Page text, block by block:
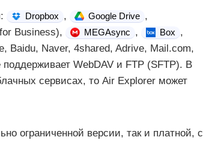
Dropbox , Google Drive ,
Business), MEGAsync , Box ,
Baidu, Naver, 4shared, Adrive, Mail.com,
WebDAV и FTP (SFTP). В
сервисах, то Air Explorer может
ограниченной версии, так и платной, с